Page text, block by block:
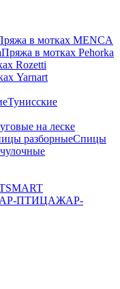
в мотках MENCA
Пряжа в мотках Pehorka
Rozetti
Yarnart
Тунисские
на леске
Спицы
SMART
ЖАР-